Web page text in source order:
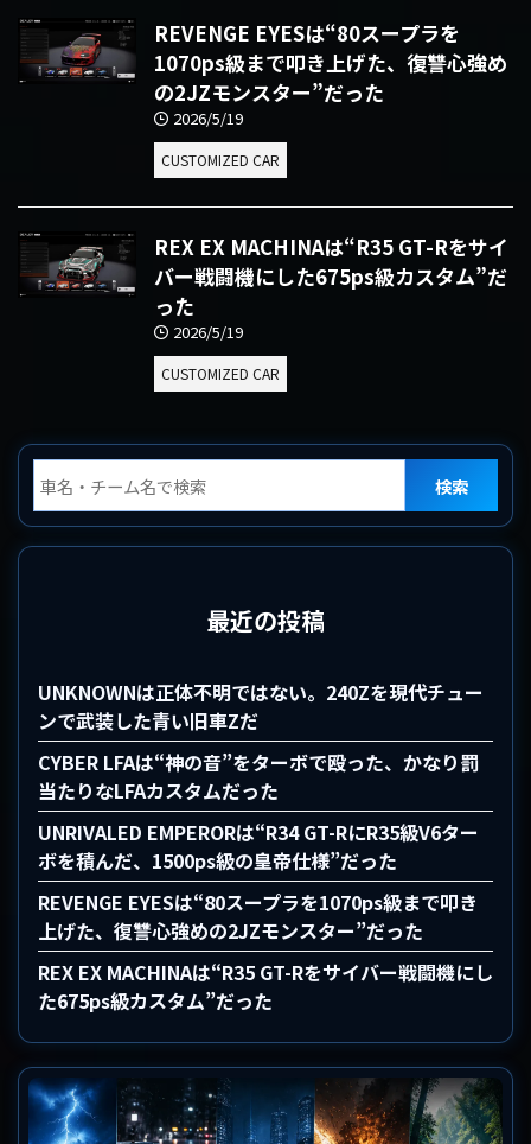
REVENGE EYESは“80スープラを
1070ps級まで叩き上げた、復讐心強め
の2JZモンスター”だった
2026/5/19
CUSTOMIZED CAR
REX EX MACHINAは“R35 GT-Rをサイ
バー戦闘機にした675ps級カスタム”だ
った
2026/5/19
CUSTOMIZED CAR
検索
最近の投稿
UNKNOWNは正体不明ではない。240Zを現代チュー
ンで武装した青い旧車Zだ
CYBER LFAは“神の音”をターボで殴った、かなり罰
当たりなLFAカスタムだった
UNRIVALED EMPERORは“R34 GT-RにR35級V6ター
ボを積んだ、1500ps級の皇帝仕様”だった
REVENGE EYESは“80スープラを1070ps級まで叩き
上げた、復讐心強めの2JZモンスター”だった
REX EX MACHINAは“R35 GT-Rをサイバー戦闘機にし
た675ps級カスタム”だった